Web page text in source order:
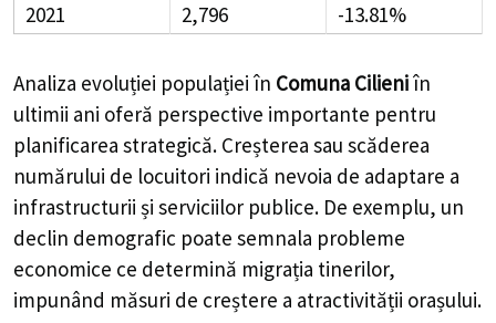
2021
2,796 -13.81%
Analiza evoluției populației în Comuna Cilieniîn
ultimii ani oferă perspective importante pentru
planificarea strategică. Creșterea sau scăderea
numărului de locuitori indică nevoia de adaptare a
infrastructurii și serviciilor publice. De exemplu, un
declin demografic poate semnala probleme
economice ce determină migrația tinerilor,
impunând măsuri de creștere a atractivității orașului.